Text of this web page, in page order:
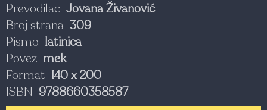
Prevodilac Jovana Živanović
Broj strana 309
Pismo latinica
Povez mek
Format 140 x 200
ISBN 9788660358587